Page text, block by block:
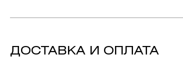
ДОСТАВКА И ОПЛАТА